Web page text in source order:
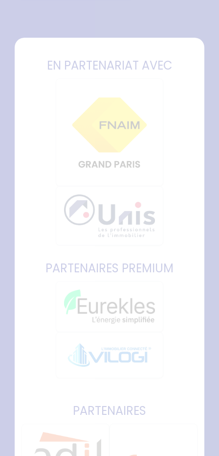
EN PARTENARIAT AVEC
PARTENAIRES PREMIUM
PARTENAIRES